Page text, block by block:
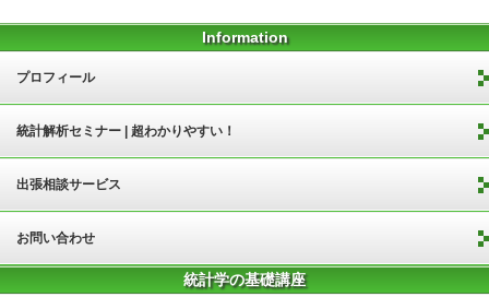
Information
プロフィール
統計解析セミナー | 超わかりやすい！
出張相談サービス
お問い合わせ
統計学の基礎講座